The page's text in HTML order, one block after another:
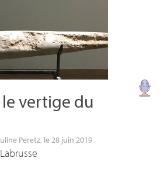
vertige du
Peretz, le 28 juin 2019